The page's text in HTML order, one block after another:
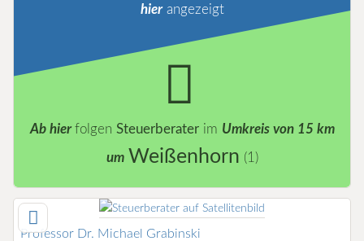
hierangezeigt
Ab hierfolgen Steuerberaterim Umkreis von 15 km
um Weißenhorn (1)
Professor Dr. Michael Grabinski